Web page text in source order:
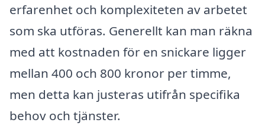
erfarenhet och komplexiteten av arbetet
som ska utföras. Generellt kan man räkna
med att kostnaden för en snickare ligger
mellan 400 och 800 kronor per timme,
men detta kan justeras utifrån specifika
behov och tjänster.